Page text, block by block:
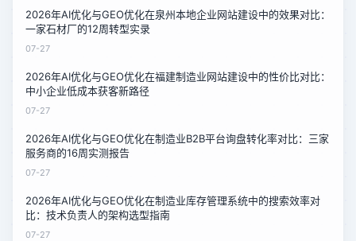
2026年AI优化与GEO优化在泉州本地企业网站建设中的效果对比：
一家石材厂的12周转型实录
07-27
2026年AI优化与GEO优化在福建制造业网站建设中的性价比对比：
中小企业低成本获客新路径
07-27
2026年AI优化与GEO优化在制造业B2B平台询盘转化率对比：三家
服务商的16周实测报告
07-27
2026年AI优化与GEO优化在制造业库存管理系统中的搜索效率对
比：技术负责人的架构选型指南
07-27